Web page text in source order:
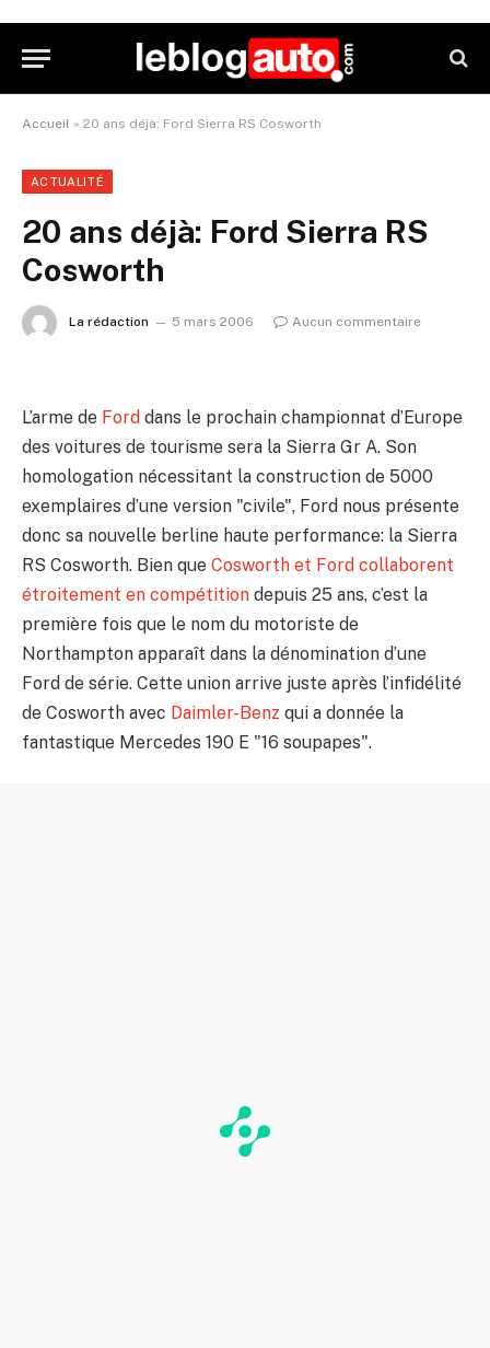
Accueil » 20 ans déjà: Ford Sierra RS Cosworth
ACTUALITÉ
20 ans déjà: Ford Sierra RS
Cosworth
La rédaction 5 mars 2006 Aucun commentaire
L’arme de Ford dans le prochain championnat d’Europe
des voitures de tourisme sera la Sierra Gr A. Son
homologation nécessitant la construction de 5000
exemplaires d’une version "civile", Ford nous présente
donc sa nouvelle berline haute performance: la Sierra
RS Cosworth. Bien que Cosworth et Ford collaborent
étroitement en compétition depuis 25 ans, c’est la
première fois que le nom du motoriste de
Northampton apparaît dans la dénomination d’une
Ford de série. Cette union arrive juste après l’infidélité
de Cosworth avec Daimler-Benz qui a donnée la
fantastique Mercedes 190 E "16 soupapes".